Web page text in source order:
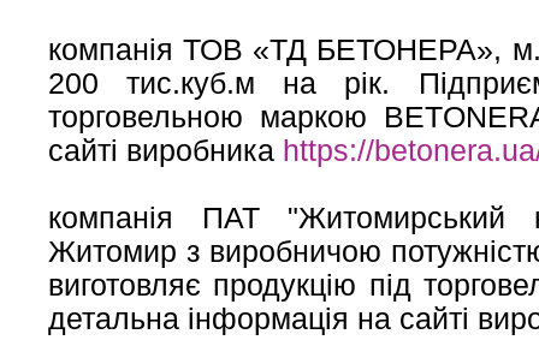
компанія ТОВ «ТД БЕТОНЕРА», м.
200 тис.куб.м на рік.
торговельною маркою
сайті виробника https://
компанія ПАТ "Житомирський
Житомир з виробничою
виготовляє продукцію під
детальна інформація на сайті